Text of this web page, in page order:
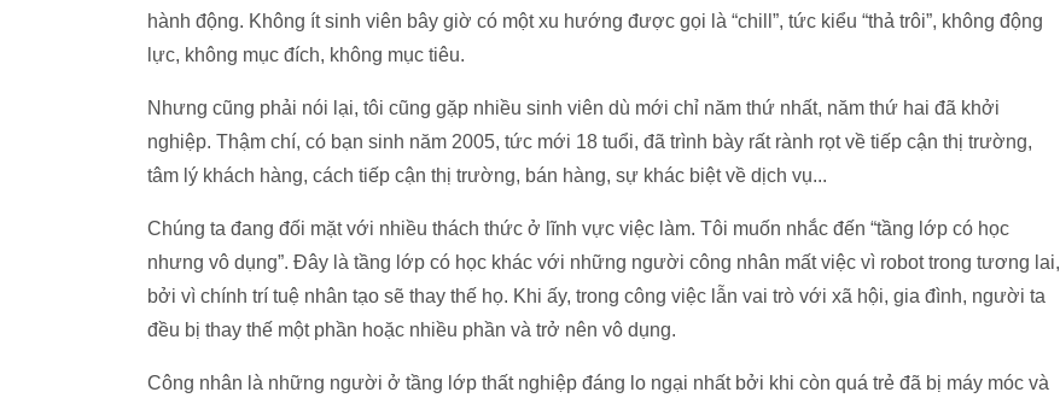
hành động. Không ít sinh viên bây giờ có một xu hướng được gọi là “chill”, tức kiểu “thả trôi”, không động
lực, không mục đích, không mục tiêu.
Nhưng cũng phải nói lại, tôi cũng gặp nhiều sinh viên dù mới chỉ năm thứ nhất, năm thứ hai đã khởi
nghiệp. Thậm chí, có bạn sinh năm 2005, tức mới 18 tuổi, đã trình bày rất rành rọt về tiếp cận thị trường,
tâm lý khách hàng, cách tiếp cận thị trường, bán hàng, sự khác biệt về dịch vụ...
Chúng ta đang đối mặt với nhiều thách thức ở lĩnh vực việc làm. Tôi muốn nhắc đến “tầng lớp có học
nhưng vô dụng”. Đây là tầng lớp có học khác với những người công nhân mất việc vì robot trong tương lai,
bởi vì chính trí tuệ nhân tạo sẽ thay thế họ. Khi ấy, trong công việc lẫn vai trò với xã hội, gia đình, người ta
đều bị thay thế một phần hoặc nhiều phần và trở nên vô dụng.
Công nhân là những người ở tầng lớp thất nghiệp đáng lo ngại nhất bởi khi còn quá trẻ đã bị máy móc và